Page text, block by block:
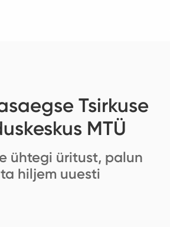
Tsirkuse
MTÜ
ühtegi üritust, palun
hiljem uuesti